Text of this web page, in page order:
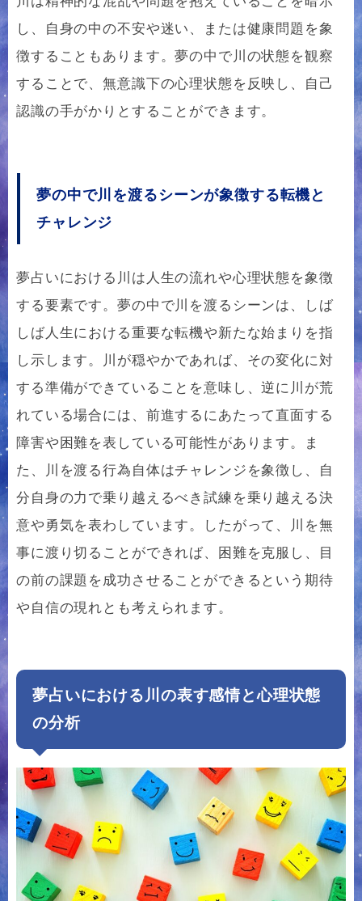
し、自身の中の不安や迷い、または健康問題を象
徴することもあります。夢の中で川の状態を観察
することで、無意識下の心理状態を反映し、自己
認識の手がかりとすることができます。
夢の中で川を渡るシーンが象徴する転機と
チャレンジ
夢占いにおける川は人生の流れや心理状態を象徴
する要素です。夢の中で川を渡るシーンは、しば
しば人生における重要な転機や新たな始まりを指
し示します。川が穏やかであれば、その変化に対
する準備ができていることを意味し、逆に川が荒
れている場合には、前進するにあたって直面する
障害や困難を表している可能性があります。ま
た、川を渡る行為自体はチャレンジを象徴し、自
分自身の力で乗り越えるべき試練を乗り越える決
意や勇気を表わしています。したがって、川を無
事に渡り切ることができれば、困難を克服し、目
の前の課題を成功させることができるという期待
や自信の現れとも考えられます。
夢占いにおける川の表す感情と心理状態
の分析